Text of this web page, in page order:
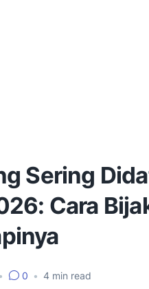
Sering
Cara
• 0 • 4 min read